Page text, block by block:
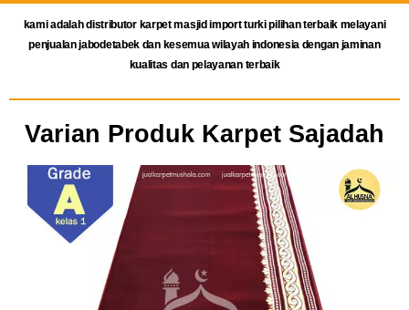
kami adalah distributor karpet masjid import turki pilihan terbaik melayani
penjualan jabodetabek dan kesemua wilayah indonesia dengan jaminan
kualitas dan pelayanan terbaik
Varian Produk Karpet Sajadah